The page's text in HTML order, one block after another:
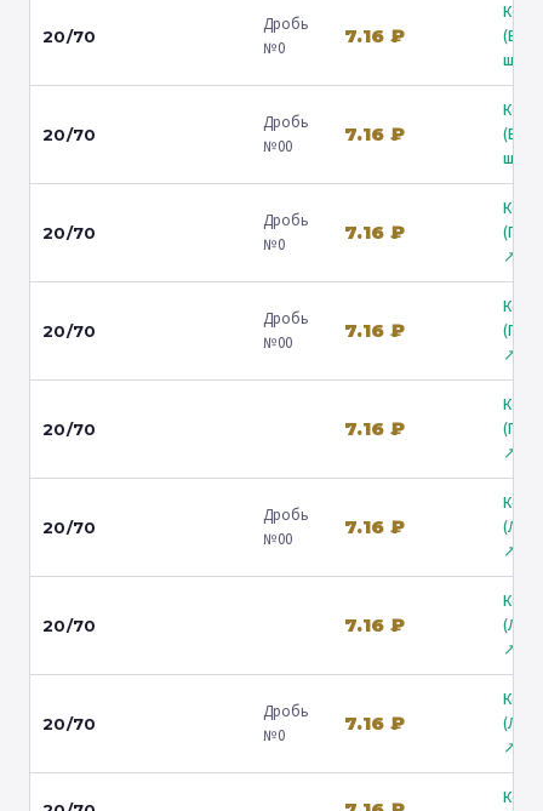
20/70
Дробь
№0
7.16 ₽
ш.) ↗
20/70
Дробь
№00
7.16 ₽
ш.) ↗
20/70
Дробь
№0
7.16 ₽
↗
20/70
Дробь
№00
7.16 ₽
↗
20/70 7.16 ₽
↗
20/70
Дробь
№00
7.16 ₽
↗
20/70 7.16 ₽
↗
20/70
Дробь
№0
7.16 ₽
↗